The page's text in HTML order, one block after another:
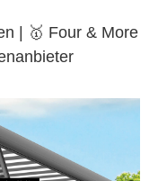
| 🥇 Four & More